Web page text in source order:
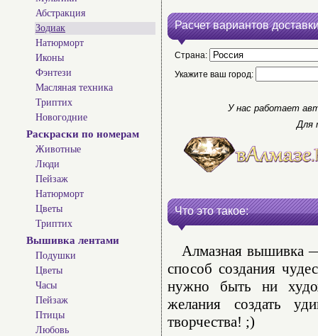
Абстракция
Зодиак
Натюрморт
Иконы
Фэнтези
Масляная техника
Триптих
Новогодние
Раскраски по номерам
Животные
Люди
Пейзаж
Натюрморт
Цветы
Триптих
Вышивка лентами
Подушки
Цветы
Часы
Пейзаж
Птицы
Любовь
Расчет вариантов
Страна:
Укажите ваш город:
У нас работает
Для
Что это такое:
Алмазная вышивка —
способ создания
нужно быть ни
желания создать
творчества! ;)